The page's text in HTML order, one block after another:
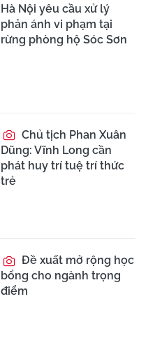
Hà Nội yêu cầu xử lý
phản ánh vi phạm tại
rừng phòng hộ Sóc Sơn
Chủ tịch Phan Xuân
Dũng: Vĩnh Long cần
phát huy trí tuệ trí thức
trẻ
Đề xuất mở rộng học
bổng cho ngành trọng
điểm